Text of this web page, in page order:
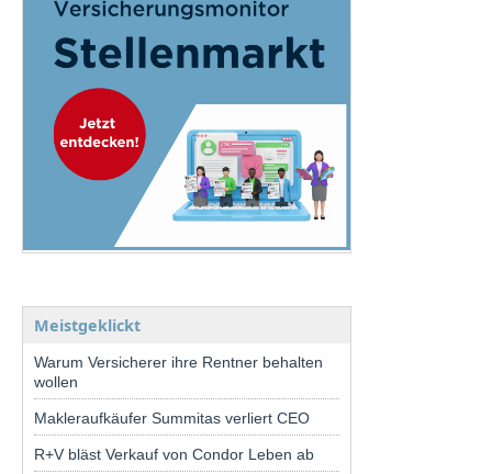
Meistgeklickt
Warum Versicherer ihre Rentner behalten
wollen
Makleraufkäufer Summitas verliert CEO
R+V bläst Verkauf von Condor Leben ab